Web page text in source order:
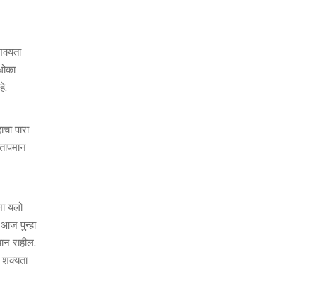
पारा
यलो
आज पुन्हा
राहील.
शक्यता